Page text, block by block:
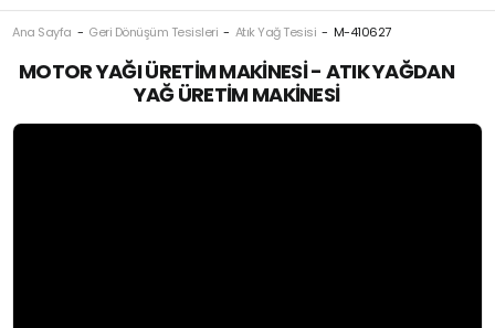
Ana Sayfa Geri Dönüşüm Tesisleri Atık Yağ Tesisi M-410627
MOTOR YAĞI ÜRETIM MAKINESI - ATIK YAĞDAN
YAĞ ÜRETIM MAKINESI